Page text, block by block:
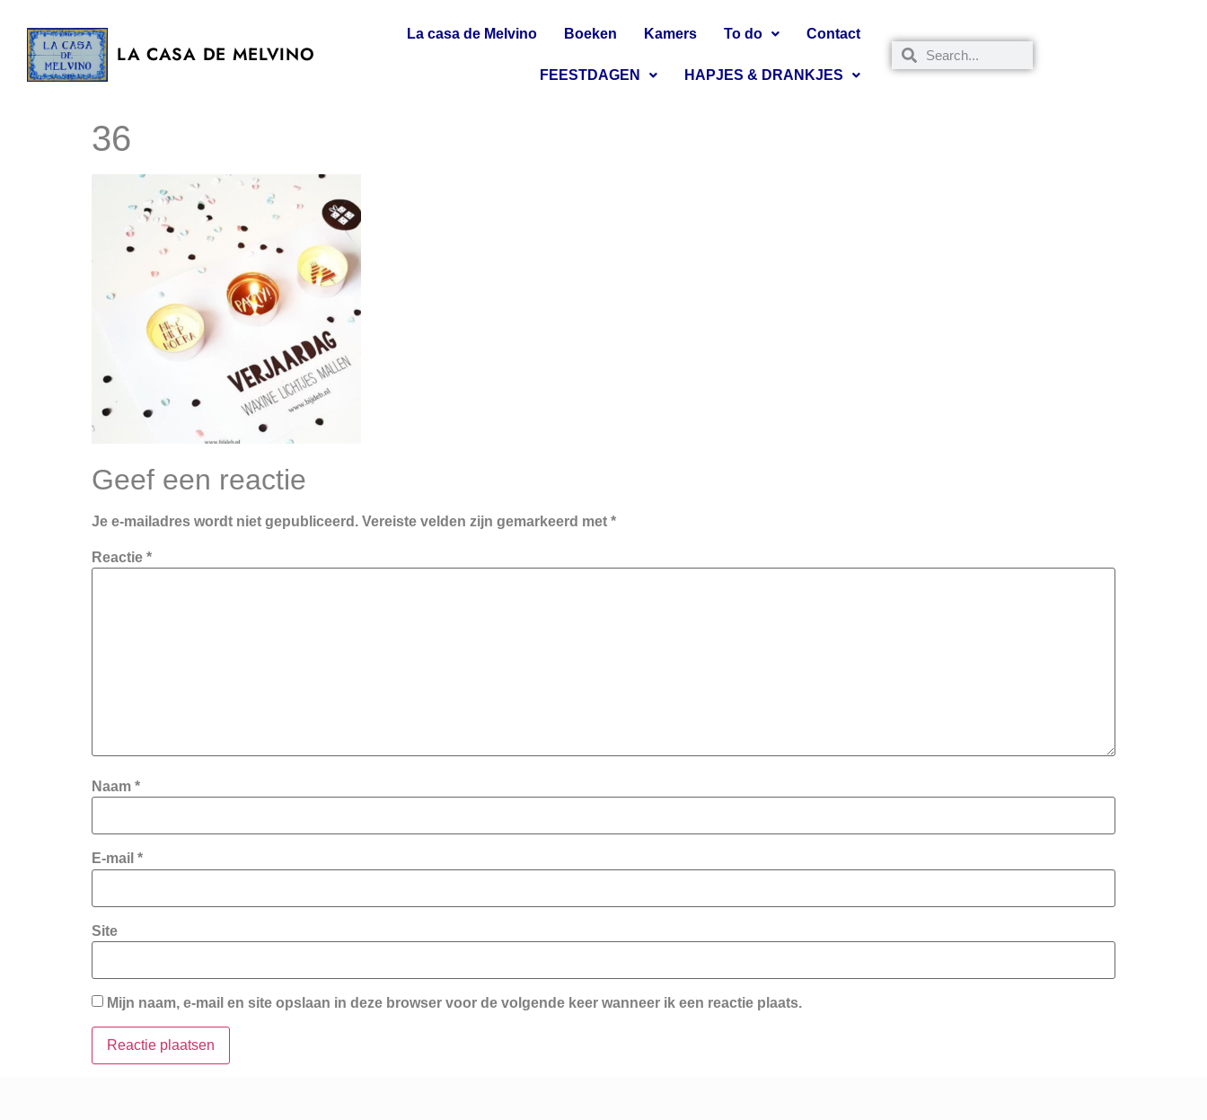
LA CASA DE MELVINO
La casa de Melvino Boeken Kamers To do Contact
FEESTDAGEN HAPJES & DRANKJES
36
Geef een reactie
Je e-mailadres wordt niet gepubliceerd. Vereiste velden zijn gemarkeerd met *
Reactie *
Naam *
E-mail *
Site
Mijn naam, e-mail en site opslaan in deze browser voor de volgende keer wanneer ik een reactie plaats.